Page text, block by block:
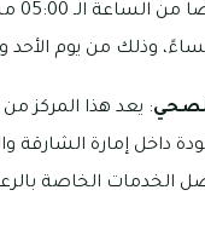
: يعد هذا المركز من
داخل إمارة الشارقة
الخدمات الخاصة